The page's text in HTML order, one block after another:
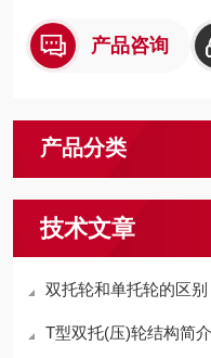
产品咨询
产品分类
技术文章
双托轮和单托轮的区别
T型双托(压)轮结构简介